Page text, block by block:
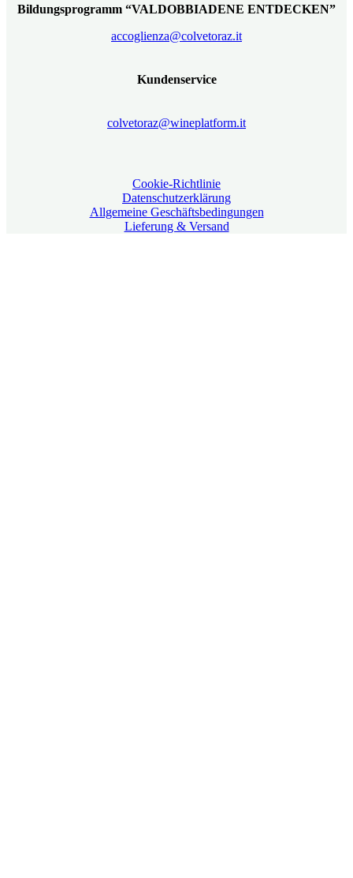
Bildungsprogramm “VALDOBBIADENE ENTDECKEN”
accoglienza@colvetoraz.it
Kundenservice
colvetoraz@wineplatform.it
Cookie-Richtlinie
Datenschutzerklärung
Allgemeine Geschäftsbedingungen
Lieferung & Versand